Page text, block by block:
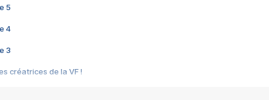
5
4
3
créatrices de la VF !